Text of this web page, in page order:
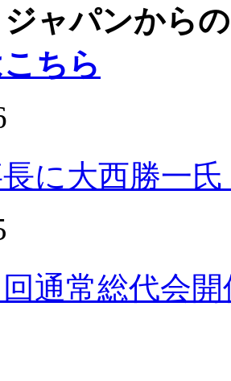
ャパンから
ちら
に大西勝一
通常総代会開